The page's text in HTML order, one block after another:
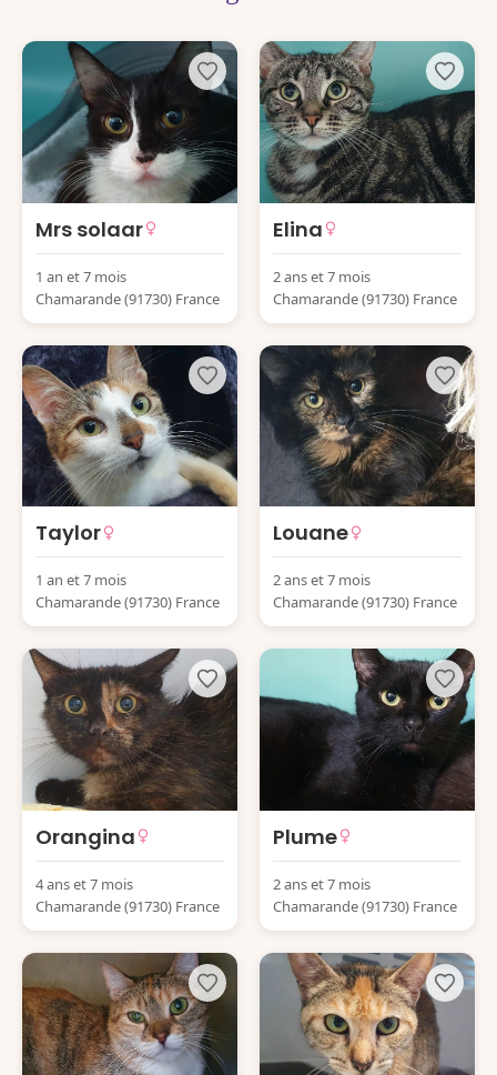
Mrs solaar
1 an et 7 mois
Chamarande (91730) France
Elina
2 ans et 7 mois
Chamarande (91730) France
Taylor
1 an et 7 mois
Chamarande (91730) France
Louane
2 ans et 7 mois
Chamarande (91730) France
Orangina
4 ans et 7 mois
Chamarande (91730) France
Plume
2 ans et 7 mois
Chamarande (91730) France